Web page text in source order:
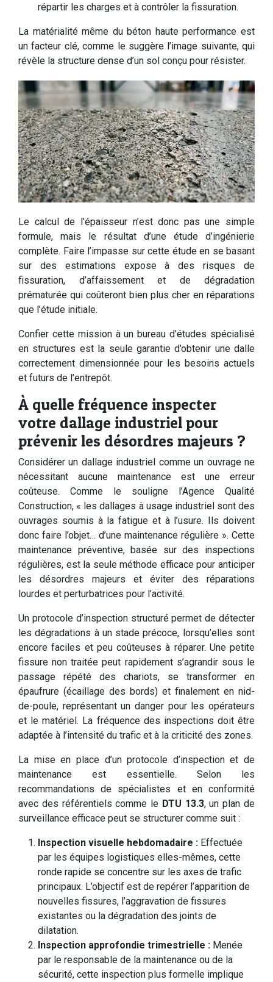
répartir les charges et à contrôler la fissuration.
La matérialité même du béton haute performance est
un facteur clé, comme le suggère l’image suivante, qui
révèle la structure dense d’un sol conçu pour résister.
Le calcul de l’épaisseur n’est donc pas une simple
formule, mais le résultat d’une étude d’ingénierie
complète. Faire l’impasse sur cette étude en se basant
sur des estimations expose à des risques de
fissuration, d’affaissement et de dégradation
prématurée qui coûteront bien plus cher en réparations
que l’étude initiale.
Confier cette mission à un bureau d’études spécialisé
en structures est la seule garantie d’obtenir une dalle
correctement dimensionnée pour les besoins actuels
et futurs de l’entrepôt.
À quelle fréquence inspecter
votre dallage industriel pour
prévenir les désordres majeurs ?
Considérer un dallage industriel comme un ouvrage ne
nécessitant aucune maintenance est une erreur
coûteuse. Comme le souligne l’Agence Qualité
Construction, « les dallages à usage industriel sont des
ouvrages soumis à la fatigue et à l’usure. Ils doivent
donc faire l’objet… d’une maintenance régulière ». Cette
maintenance préventive, basée sur des inspections
régulières, est la seule méthode efficace pour anticiper
les désordres majeurs et éviter des réparations
lourdes et perturbatrices pour l’activité.
Un protocole d’inspection structuré permet de détecter
les dégradations à un stade précoce, lorsqu’elles sont
encore faciles et peu coûteuses à réparer. Une petite
fissure non traitée peut rapidement s’agrandir sous le
passage répété des chariots, se transformer en
épaufrure (écaillage des bords) et finalement en nid-
de-poule, représentant un danger pour les opérateurs
et le matériel. La fréquence des inspections doit être
adaptée à l’intensité du trafic et à la criticité des zones.
La mise en place d’un protocole d’inspection et de
maintenance est essentielle. Selon les
recommandations de spécialistes et en conformité
avec des référentiels comme le DTU 13.3, un plan de
surveillance efficace peut se structurer comme suit :
Inspection visuelle hebdomadaire : Effectuée
par les équipes logistiques elles-mêmes, cette
ronde rapide se concentre sur les axes de trafic
principaux. L’objectif est de repérer l’apparition de
nouvelles fissures, l’aggravation de fissures
existantes ou la dégradation des joints de
dilatation.
Inspection approfondie trimestrielle : Menée
par le responsable de la maintenance ou de la
sécurité, cette inspection plus formelle implique